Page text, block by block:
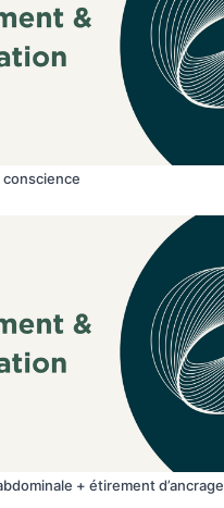
conscience
+ étirement d’ancrage